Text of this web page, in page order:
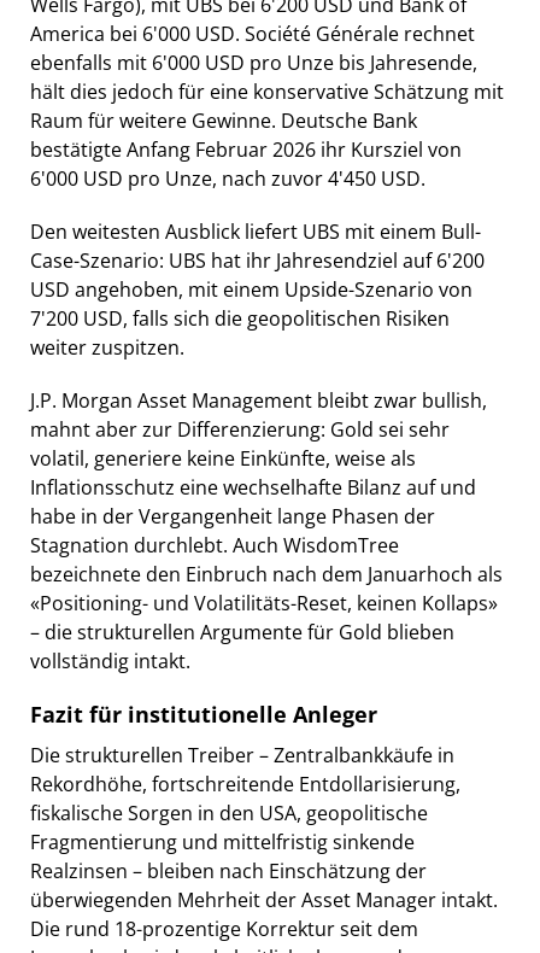
America bei 6'000 USD. Société Générale rechnet
ebenfalls mit 6'000 USD pro Unze bis Jahresende,
hält dies jedoch für eine konservative Schätzung mit
Raum für weitere Gewinne. Deutsche Bank
bestätigte Anfang Februar 2026 ihr Kursziel von
6'000 USD pro Unze, nach zuvor 4'450 USD.
Den weitesten Ausblick liefert UBS mit einem Bull-
Case-Szenario: UBS hat ihr Jahresendziel auf 6'200
USD angehoben, mit einem Upside-Szenario von
7'200 USD, falls sich die geopolitischen Risiken
weiter zuspitzen.
J.P. Morgan Asset Management bleibt zwar bullish,
mahnt aber zur Differenzierung: Gold sei sehr
volatil, generiere keine Einkünfte, weise als
Inflationsschutz eine wechselhafte Bilanz auf und
habe in der Vergangenheit lange Phasen der
Stagnation durchlebt. Auch WisdomTree
bezeichnete den Einbruch nach dem Januarhoch als
«Positioning- und Volatilitäts-Reset, keinen Kollaps»
– die strukturellen Argumente für Gold blieben
vollständig intakt.
Fazit für institutionelle Anleger
Die strukturellen Treiber – Zentralbankkäufe in
Rekordhöhe, fortschreitende Entdollarisierung,
fiskalische Sorgen in den USA, geopolitische
Fragmentierung und mittelfristig sinkende
Realzinsen – bleiben nach Einschätzung der
überwiegenden Mehrheit der Asset Manager intakt.
Die rund 18-prozentige Korrektur seit dem